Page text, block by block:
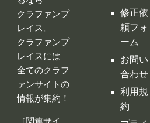
レイスには
全てのクラフ
ァンサイトの
情報が集約！
［関連サイ
ト］
お問い
合わせ
利用規
約
プライ
バシー
ポリシ
ー